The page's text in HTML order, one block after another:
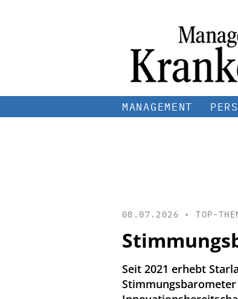
MANAGEMENT
08.07.2026 •TOP-
Seit 2021 erhebt